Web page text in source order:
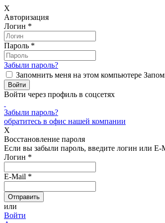
X
Авторизация
Логин *
Пароль *
Забыли пароль?
Запомнить меня на этом компьютере
Войти через профиль в соцсетях
Забыли пароль?
обратитесь в офис нашей компании
X
Восстановление пароля
Если вы забыли пароль, введите логин или E-
Логин *
E-Mail *
или
Войти